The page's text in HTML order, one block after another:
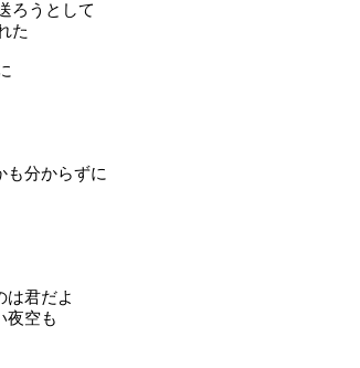
ろうとして
た
も分からずに
は君だよ
夜空も